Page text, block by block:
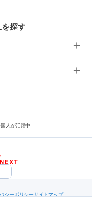
を探す
国人が活躍中
シーポリシーサイトマップ